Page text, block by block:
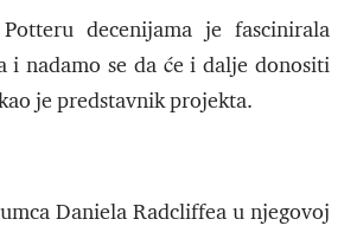
decenijama je fascinirala
i nadamo se da će i dalje donositi
je predstavnik projekta.
Daniela Radcliffea u njegovoj